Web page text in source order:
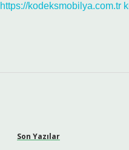
https://kodeksmobilya.com.tr
Son Yazılar